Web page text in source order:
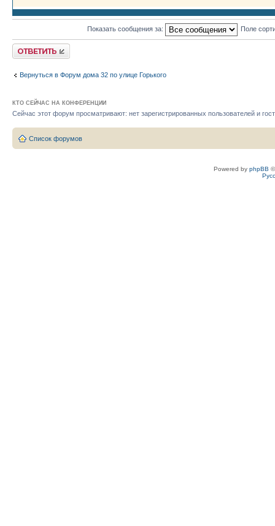
Показать сообщения за: Поле
Ответить
Вернуться в Форум дома 32 по улице Горького
КТО СЕЙЧАС НА КОНФЕРЕНЦИИ
Сейчас этот форум просматривают: нет зарегистрированных пользователей и
Список форумов
Powered by phpBB